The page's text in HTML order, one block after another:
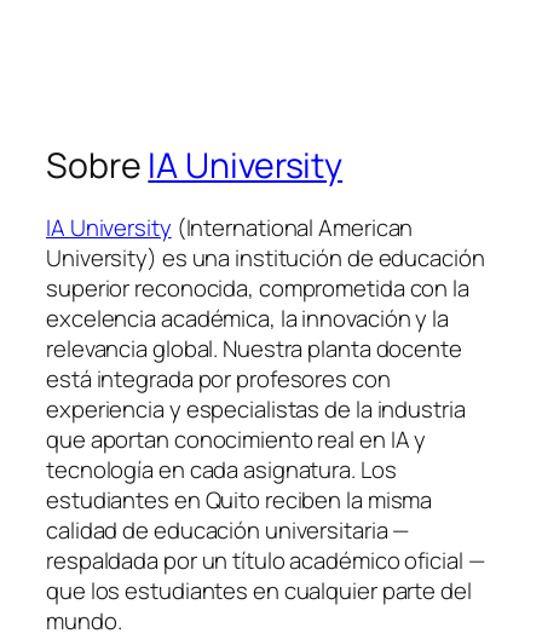
Sobre IA University
IA University (International American
University) es una institución de educación
superior reconocida, comprometida con la
excelencia académica, la innovación y la
relevancia global. Nuestra planta docente
está integrada por profesores con
experiencia y especialistas de la industria
que aportan conocimiento real en IA y
tecnología en cada asignatura. Los
estudiantes en Quito reciben la misma
calidad de educación universitaria —
respaldada por un título académico oficial —
que los estudiantes en cualquier parte del
mundo.